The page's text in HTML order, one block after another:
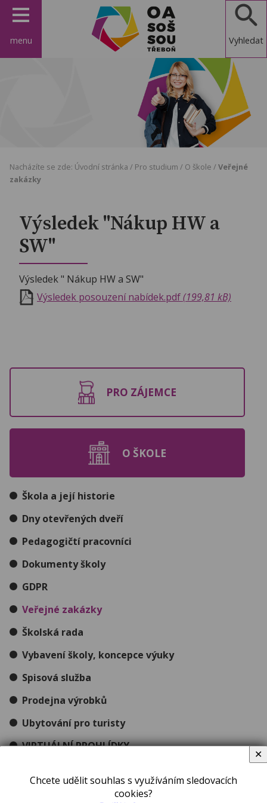
OA, SOŠ a
SOU
Třeboň
menu Vyhledat
Nacházíte se zde: Úvodní stránka / Pro studium / O škole / Veřejné
zakázky
Výsledek "Nákup HW a
SW"
Výsledek " Nákup HW a SW"
Výsledek posouzení nabídek.pdf(199,81 kB)
PRO ZÁJEMCE
O ŠKOLE
Škola a její historie
Dny otevřených dveří
Pedagogičtí pracovníci
Dokumenty školy
GDPR
Veřejné zakázky
Školská rada
Vybavení školy, koncepce výuky
Spisová služba
Prodejna výrobků
Ubytování pro turisty
VIRTUÁLNÍ PROHLÍDKY
Budova v ulici Táboritská
Chcete udělit souhlas s využíváním sledovacích
cookies?
✕